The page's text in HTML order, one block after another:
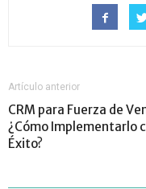
Artículo anterior
CRM para Fuerza de
¿Cómo Implementarlo
Éxito?